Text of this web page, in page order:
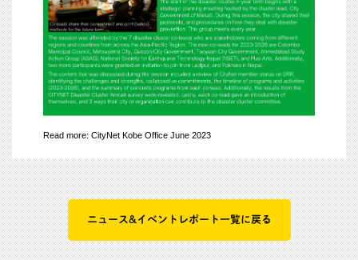
Read more: CityNet Kobe Office June 2023
ニュース&イベントレポート一覧に戻る